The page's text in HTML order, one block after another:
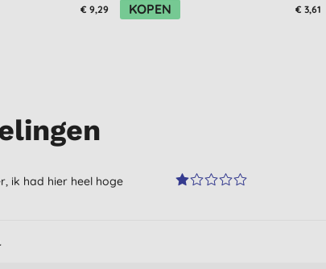
€ 9,29 KOPEN € 3,61
ik had hier heel hoge